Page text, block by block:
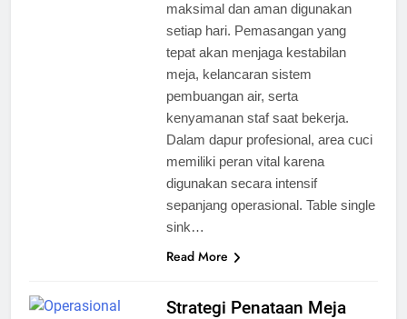
maksimal dan aman digunakan
setiap hari. Pemasangan yang
tepat akan menjaga kestabilan
meja, kelancaran sistem
pembuangan air, serta
kenyamanan staf saat bekerja.
Dalam dapur profesional, area cuci
memiliki peran vital karena
digunakan secara intensif
sepanjang operasional. Table single
sink…
Read More
Strategi Penataan Meja